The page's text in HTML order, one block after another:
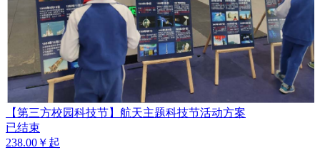
【第三方校园科技节】航天主题科技节活动方案
已结束
238.00￥起